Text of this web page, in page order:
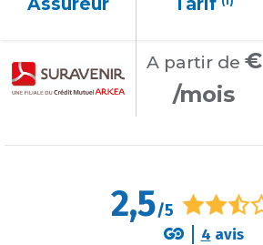
A partir de €
/mois
2,5/5
4 avis